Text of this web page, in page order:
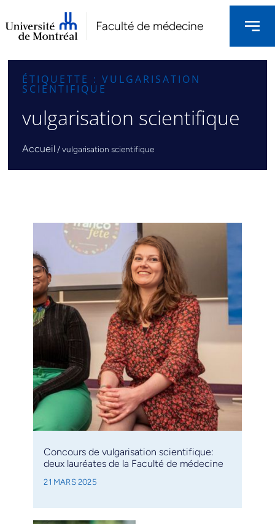
Faculté de médecine
ÉTIQUETTE : VULGARISATION
SCIENTIFIQUE
vulgarisation scientifique
Accueil /vulgarisation scientifique
Concours de vulgarisation scientifique:
deux lauréates de la Faculté de médecine
21 MARS 2025